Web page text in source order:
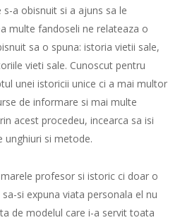
s-a obisnuit si a ajuns sa le
multe fandoseli ne relateaza o
sa o spuna: istoria vietii sale,
vieti sale. Cunoscut pentru
unei istoricii unice ci a mai multor
de informare si mai multe
acest procedeu, incearca sa isi
unghiuri si metode.
profesor si istoric ci doar o
si expuna viata personala el nu
de modelul care i-a servit toata